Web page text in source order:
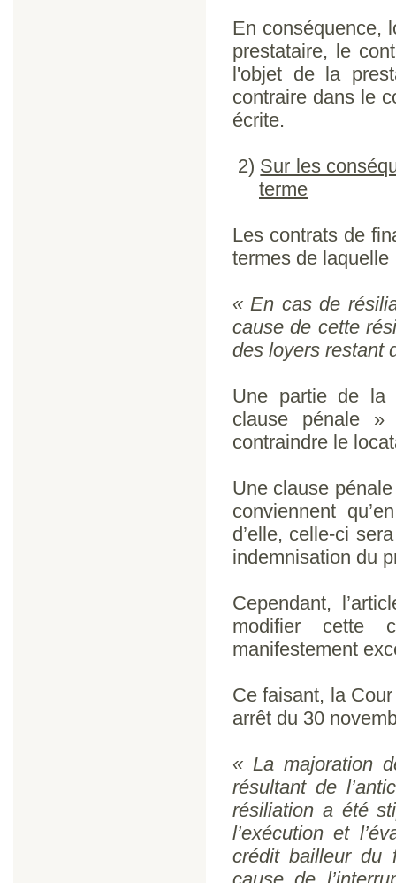
En conséquence,
prestataire, le
l'objet de la
contraire dans le
écrite.
2) Sur les
terme
Les contrats de
termes de laquelle
« En cas de
cause de cette
des loyers restant
Une partie de la
clause pénale »
contraindre le
Une clause
conviennent
d’elle, celle-ci
indemnisation du
Cependant,
modifier cette
manifestement
Ce faisant, la
arrêt du 30
« La majoration
résultant de
résiliation a été
l’exécution et
crédit bailleur du